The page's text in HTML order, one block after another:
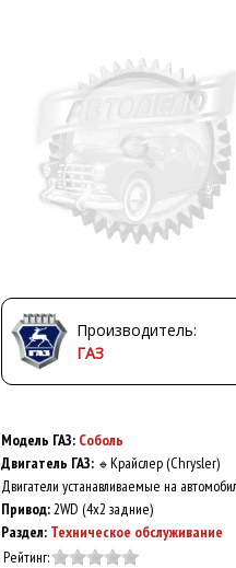
Производитель:
ГАЗ
Модель ГАЗ: Соболь
Двигатель ГАЗ: 🔹 Крайслер (Chrysler)
Двигатели устанавливаемые на
Привод:2WD (4x2 задние)
Раздел: Техническое обслуживание
Рейтинг: